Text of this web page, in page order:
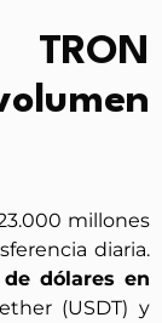
millones
diaria.
dólares en
(USDT) y